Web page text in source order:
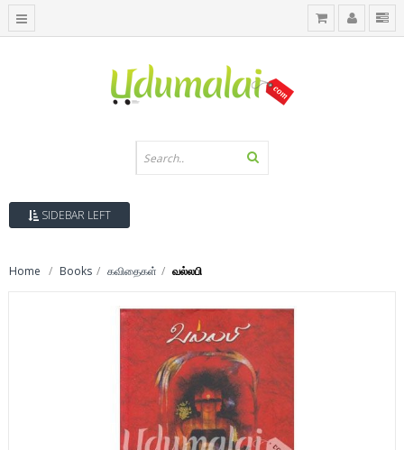
SIDEBAR LEFT
Home Books கவிதைகள் வல்லபி